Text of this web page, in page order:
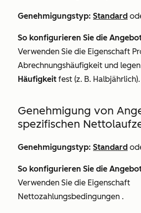
Genehmigungstyp: Standard
So konfigurieren Sie die
Verwenden Sie die Eigenschaft
Abrechnungshäufigkeit und
Häufigkeit fest (z. B. Halbjährlich).
Genehmigung von
spezifischen
Genehmigungstyp: Standard
So konfigurieren Sie die
Verwenden Sie die Eigenschaft
Nettozahlungsbedingungen .